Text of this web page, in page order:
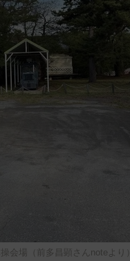
会場（前多昌顕さんnoteより）